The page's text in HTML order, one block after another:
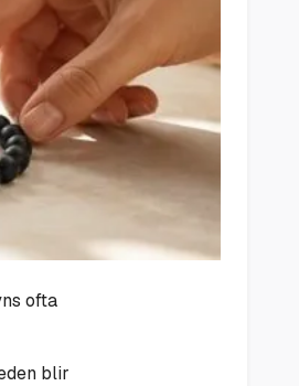
ofta
blir